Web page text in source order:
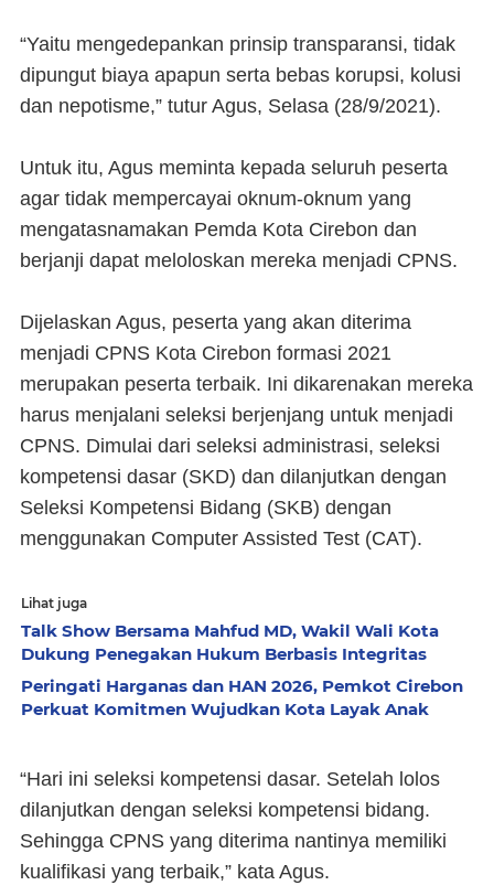
“Yaitu mengedepankan prinsip transparansi, tidak
dipungut biaya apapun serta bebas korupsi, kolusi
dan nepotisme,” tutur Agus, Selasa (28/9/2021).
Untuk itu, Agus meminta kepada seluruh peserta
agar tidak mempercayai oknum-oknum yang
mengatasnamakan Pemda Kota Cirebon dan
berjanji dapat meloloskan mereka menjadi CPNS.
Dijelaskan Agus, peserta yang akan diterima
menjadi CPNS Kota Cirebon formasi 2021
merupakan peserta terbaik. Ini dikarenakan mereka
harus menjalani seleksi berjenjang untuk menjadi
CPNS. Dimulai dari seleksi administrasi, seleksi
kompetensi dasar (SKD) dan dilanjutkan dengan
Seleksi Kompetensi Bidang (SKB) dengan
menggunakan Computer Assisted Test (CAT).
Lihat juga
Talk Show Bersama Mahfud MD, Wakil Wali Kota
Dukung Penegakan Hukum Berbasis Integritas
Peringati Harganas dan HAN 2026, Pemkot Cirebon
Perkuat Komitmen Wujudkan Kota Layak Anak
“Hari ini seleksi kompetensi dasar. Setelah lolos
dilanjutkan dengan seleksi kompetensi bidang.
Sehingga CPNS yang diterima nantinya memiliki
kualifikasi yang terbaik,” kata Agus.